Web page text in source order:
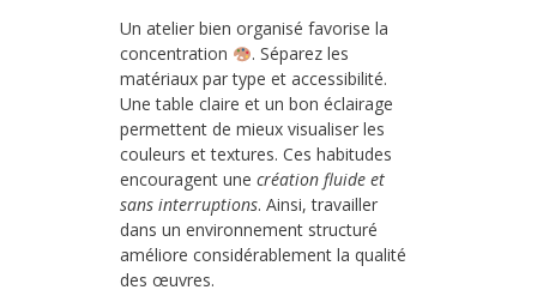
Un atelier bien organisé favorise la
concentration
. Séparez les
matériaux par type et accessibilité.
Une table claire et un bon éclairage
permettent de mieux visualiser les
couleurs et textures. Ces habitudes
encouragent une création fluide et
sans interruptions. Ainsi, travailler
dans un environnement structuré
améliore considérablement la qualité
des œuvres.